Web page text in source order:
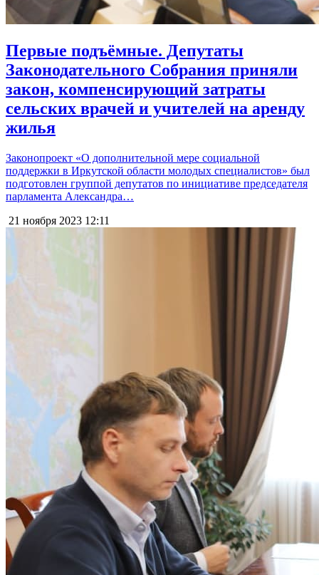
Первые подъёмные. Депутаты
Законодательного Собрания приняли
закон, компенсирующий затраты
сельских врачей и учителей на аренду
жилья
Законопроект «О дополнительной мере социальной
поддержки в Иркутской области молодых специалистов» был
подготовлен группой депутатов по инициативе председателя
парламента Александра…
21 ноября 2023 12:11